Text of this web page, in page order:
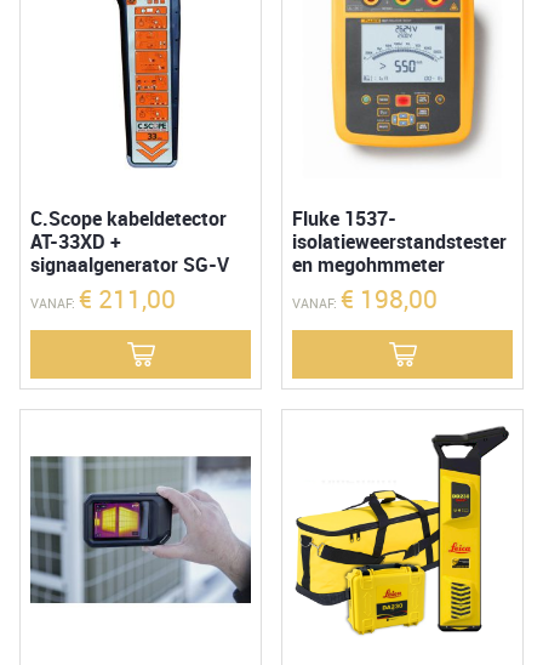
C.Scope kabeldetector
AT-33XD +
signaalgenerator SG-V
VANAF: € 211,00
Fluke 1537-
isolatieweerstandstester
en megohmmeter
VANAF:€ 198,00